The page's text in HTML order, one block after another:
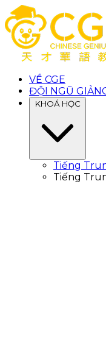
VỀ CGE
ĐỘI NGŨ
KHOÁ HỌC
Tiếng
Tiếng